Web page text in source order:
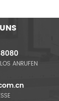
ANRUFEN